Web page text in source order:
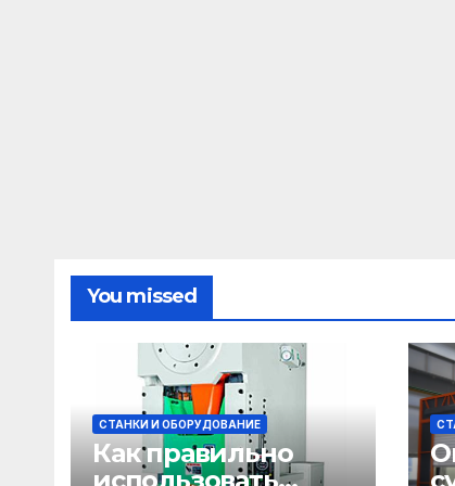
You missed
СТАНКИ И ОБОРУДОВАНИЕ
Как правильно